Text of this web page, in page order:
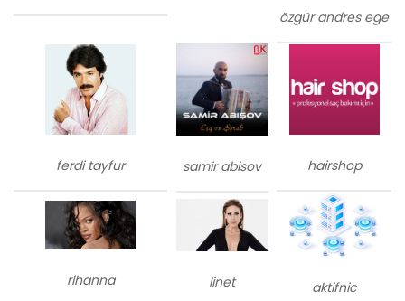
özgür andres ege
ferdi tayfur samir abisov hairshop
rihanna linet aktifnic